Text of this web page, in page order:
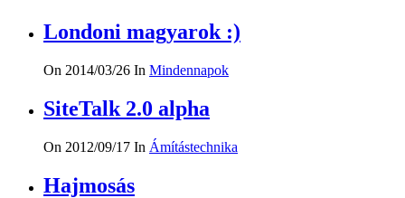
Londoni magyarok :)
On 2014/03/26 In Mindennapok
SiteTalk 2.0 alpha
On 2012/09/17 In Ámítástechnika
Hajmosás